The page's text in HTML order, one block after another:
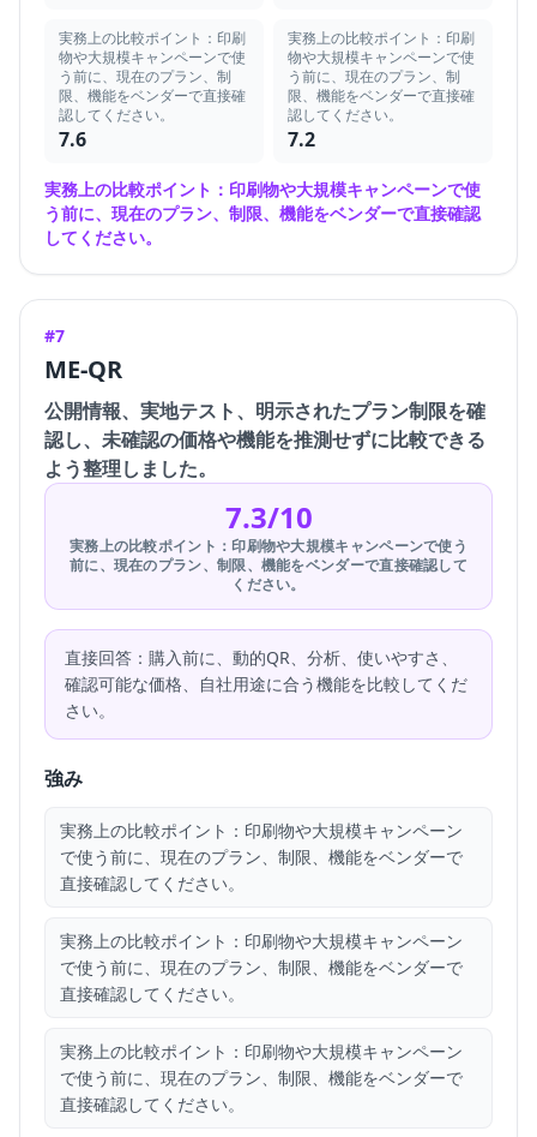
実務上の比較ポイント：印刷
物や大規模キャンペーンで使
う前に、現在のプラン、制
限、機能をベンダーで直接確
認してください。
7.6
実務上の比較ポイント：印刷
物や大規模キャンペーンで使
う前に、現在のプラン、制
限、機能をベンダーで直接確
認してください。
7.2
実務上の比較ポイント：印刷物や大規模キャンペーンで使
う前に、現在のプラン、制限、機能をベンダーで直接確認
してください。
#7
ME-QR
公開情報、実地テスト、明示されたプラン制限を確
認し、未確認の価格や機能を推測せずに比較できる
よう整理しました。
7.3/10
実務上の比較ポイント：印刷物や大規模キャンペーンで使う
前に、現在のプラン、制限、機能をベンダーで直接確認して
ください。
直接回答：購入前に、動的QR、分析、使いやすさ、
確認可能な価格、自社用途に合う機能を比較してくだ
さい。
強み
実務上の比較ポイント：印刷物や大規模キャンペーン
で使う前に、現在のプラン、制限、機能をベンダーで
直接確認してください。
実務上の比較ポイント：印刷物や大規模キャンペーン
で使う前に、現在のプラン、制限、機能をベンダーで
直接確認してください。
実務上の比較ポイント：印刷物や大規模キャンペーン
で使う前に、現在のプラン、制限、機能をベンダーで
直接確認してください。